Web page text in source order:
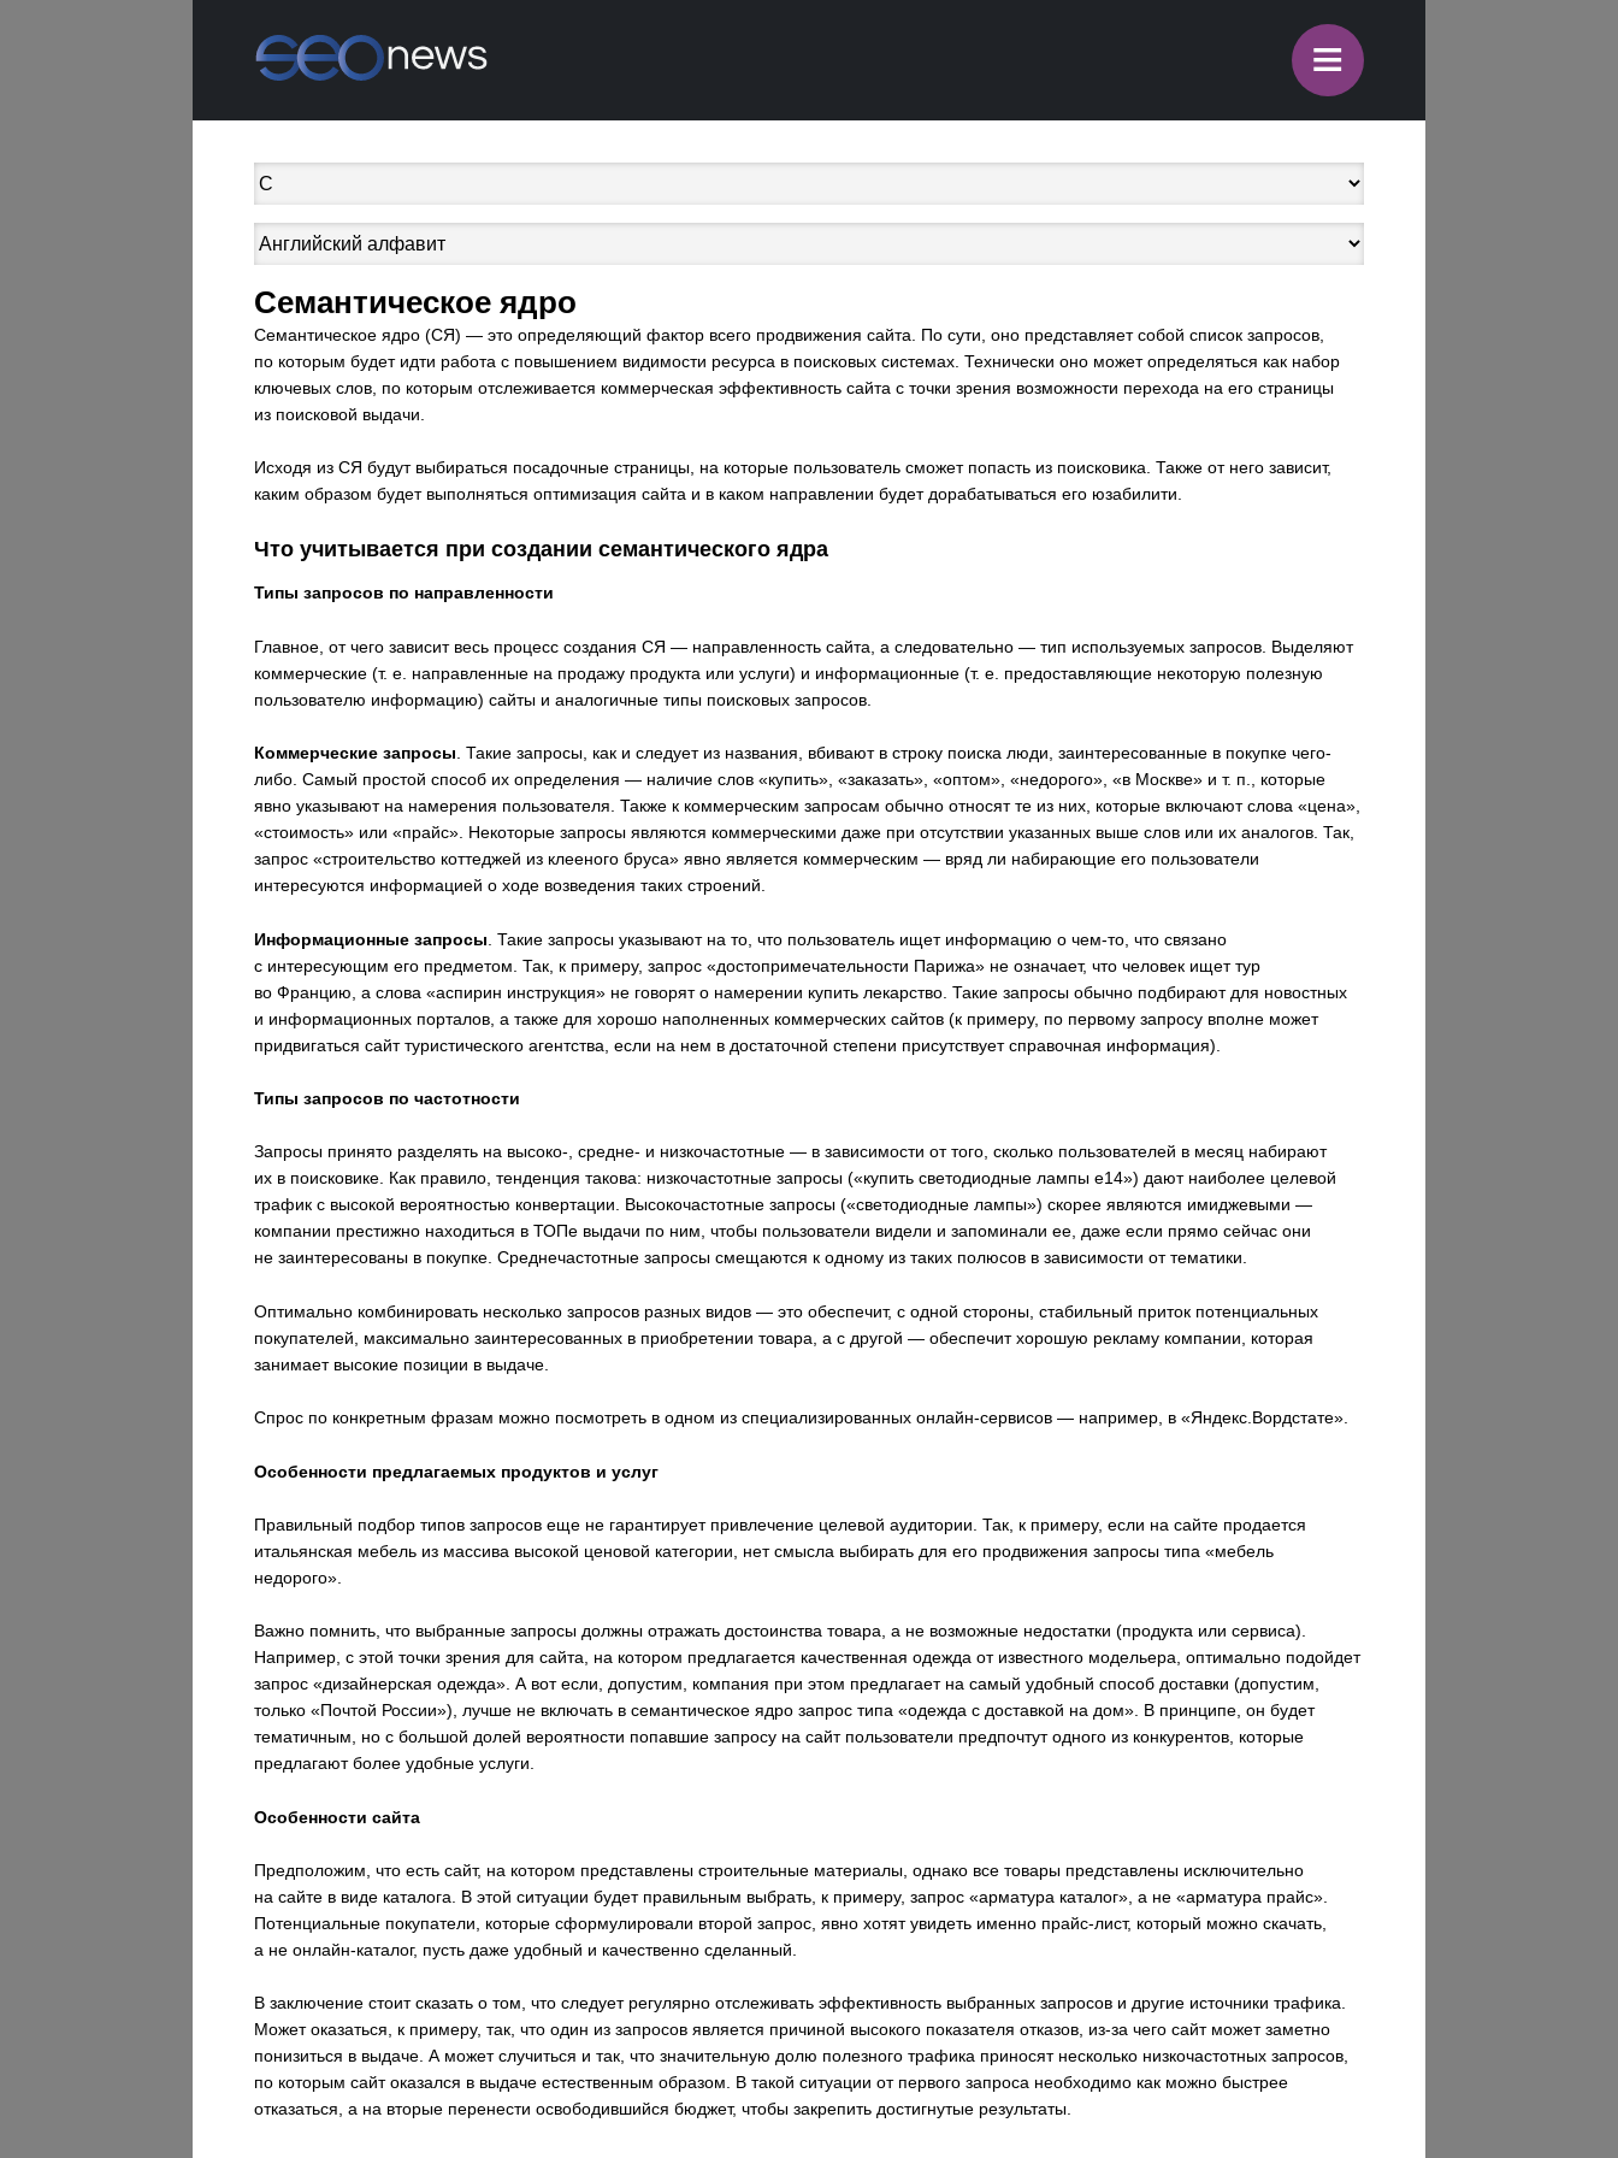
≡
Семантическое ядро
Семантическое ядро (СЯ) — это определяющий фактор всего продвижения сайта. По сути, оно представляет собой список запросов,
по которым будет идти работа с повышением видимости ресурса в поисковых системах. Технически оно может определяться как набор
ключевых слов, по которым отслеживается коммерческая эффективность сайта с точки зрения возможности перехода на его страницы
из поисковой выдачи.
Исходя из СЯ будут выбираться посадочные страницы, на которые пользователь сможет попасть из поисковика. Также от него зависит,
каким образом будет выполняться оптимизация сайта и в каком направлении будет дорабатываться его юзабилити.
Что учитывается при создании семантического ядра
Типы запросов по направленности
Главное, от чего зависит весь процесс создания СЯ — направленность сайта, а следовательно — тип используемых запросов. Выделяют
коммерческие (т. е. направленные на продажу продукта или услуги) и информационные (т. е. предоставляющие некоторую полезную
пользователю информацию) сайты и аналогичные типы поисковых запросов.
Коммерческие запросы . Такие запросы, как и следует из названия, вбивают в строку поиска люди, заинтересованные в покупке чего-
либо. Самый простой способ их определения — наличие слов «купить», «заказать», «оптом», «недорого», «в Москве» и т. п., которые
явно указывают на намерения пользователя. Также к коммерческим запросам обычно относят те из них, которые включают слова «цена»,
«стоимость» или «прайс». Некоторые запросы являются коммерческими даже при отсутствии указанных выше слов или их аналогов. Так,
запрос «строительство коттеджей из клееного бруса» явно является коммерческим — вряд ли набирающие его пользователи
интересуются информацией о ходе возведения таких строений.
Информационные запросы . Такие запросы указывают на то, что пользователь ищет информацию о чем-то, что связано
с интересующим его предметом. Так, к примеру, запрос «достопримечательности Парижа» не означает, что человек ищет тур
во Францию, а слова «аспирин инструкция» не говорят о намерении купить лекарство. Такие запросы обычно подбирают для новостных
и информационных порталов, а также для хорошо наполненных коммерческих сайтов (к примеру, по первому запросу вполне может
придвигаться сайт туристического агентства, если на нем в достаточной степени присутствует справочная информация).
Типы запросов по частотности
Запросы принято разделять на высоко-, средне- и низкочастотные — в зависимости от того, сколько пользователей в месяц набирают
их в поисковике. Как правило, тенденция такова: низкочастотные запросы («купить светодиодные лампы e14») дают наиболее целевой
трафик с высокой вероятностью конвертации. Высокочастотные запросы («светодиодные лампы») скорее являются имиджевыми —
компании престижно находиться в ТОПе выдачи по ним, чтобы пользователи видели и запоминали ее, даже если прямо сейчас они
не заинтересованы в покупке. Среднечастотные запросы смещаются к одному из таких полюсов в зависимости от тематики.
Оптимально комбинировать несколько запросов разных видов — это обеспечит, с одной стороны, стабильный приток потенциальных
покупателей, максимально заинтересованных в приобретении товара, а с другой — обеспечит хорошую рекламу компании, которая
занимает высокие позиции в выдаче.
Спрос по конкретным фразам можно посмотреть в одном из специализированных онлайн-сервисов — например, в «Яндекс.Вордстате».
Особенности предлагаемых продуктов и услуг
Правильный подбор типов запросов еще не гарантирует привлечение целевой аудитории. Так, к примеру, если на сайте продается
итальянская мебель из массива высокой ценовой категории, нет смысла выбирать для его продвижения запросы типа «мебель
недорого».
Важно помнить, что выбранные запросы должны отражать достоинства товара, а не возможные недостатки (продукта или сервиса).
Например, с этой точки зрения для сайта, на котором предлагается качественная одежда от известного модельера, оптимально подойдет
запрос «дизайнерская одежда». А вот если, допустим, компания при этом предлагает на самый удобный способ доставки (допустим,
только «Почтой России»), лучше не включать в семантическое ядро запрос типа «одежда с доставкой на дом». В принципе, он будет
тематичным, но с большой долей вероятности попавшие запросу на сайт пользователи предпочтут одного из конкурентов, которые
предлагают более удобные услуги.
Особенности сайта
Предположим, что есть сайт, на котором представлены строительные материалы, однако все товары представлены исключительно
на сайте в виде каталога. В этой ситуации будет правильным выбрать, к примеру, запрос «арматура каталог», а не «арматура прайс».
Потенциальные покупатели, которые сформулировали второй запрос, явно хотят увидеть именно прайс-лист, который можно скачать,
а не онлайн-каталог, пусть даже удобный и качественно сделанный.
В заключение стоит сказать о том, что следует регулярно отслеживать эффективность выбранных запросов и другие источники трафика.
Может оказаться, к примеру, так, что один из запросов является причиной высокого показателя отказов, из-за чего сайт может заметно
понизиться в выдаче. А может случиться и так, что значительную долю полезного трафика приносят несколько низкочастотных запросов,
по которым сайт оказался в выдаче естественным образом. В такой ситуации от первого запроса необходимо как можно быстрее
отказаться, а на вторые перенести освободившийся бюджет, чтобы закрепить достигнутые результаты.